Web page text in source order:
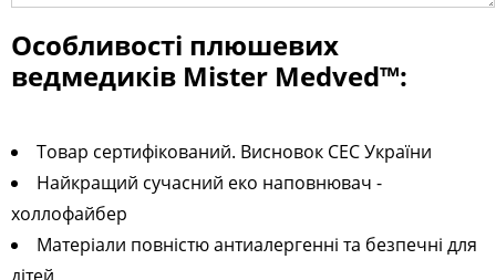
Особливості плюшевих
ведмедиків Mister Medved™:
Товар сертифікований. Висновок СЕС України
Найкращий сучасний еко наповнювач -
холлофайбер
Матеріали повністю антиалергенні та безпечні для